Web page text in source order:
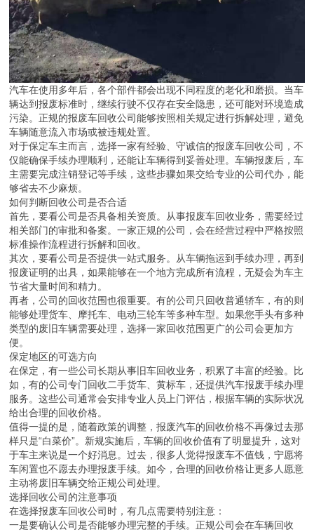
汽车在使用多年后，各个部件都会出现不同程度的老化和磨损。当车
辆达到报废标准时，继续行驶不仅存在安全隐患，还可能对环境造成
污染。正规的报废车回收公司能够按照相关规定进行拆解处理，避免
车辆随意流入市场或被违规处置。
对于保定车主而言，选择一家有经验、守诚信的报废车回收公司，不
仅能确保手续办理顺利，还能让车辆得到妥善处理。车辆报废后，车
主需要完成注销登记等手续，这些步骤如果交给专业的公司代办，能
够省去不少麻烦。
如何判断回收公司是否合适
首先，要看公司是否具备相关资质。从事报废车回收业务，需要经过
相关部门的审批和备案。一家正规的公司，会在经营过程中严格按照
标准操作流程进行拆解和回收。
其次，要看公司是否提供一站式服务。从车辆拖运到手续办理，再到
报废证明的出具，如果能够在一个地方完成所有流程，无疑会为车主
节省大量时间和精力。
再者，公司的回收范围也很重要。有的公司只回收普通轿车，有的则
能够处理货车、摩托车、电动三轮车等多种车型。如果您手头有多种
类型的废旧车辆需要处理，选择一家回收范围更广的公司会更加方
便。
保定地区的可选方向
在保定，有一些公司长期从事旧车回收业务，积累了丰富的经验。比
如，有的公司专门回收二手货车、黄标车，还提供汽车报废手续办理
服务。这些公司通常会安排专业人员上门评估，根据车辆的实际状况
给出合理的回收价格。
值得一提的是，随着政策的调整，报废汽车的回收价格不再像过去那
样只是“白菜价”。新规实施后，车辆的回收价值有了明显提升，这对
于车主来说是一个好消息。过去，很多人觉得报废车不值钱，宁愿将
车闲置也不愿去办理报废手续。如今，合理的回收价格让更多人愿意
主动将废旧车辆交给正规公司处理。
选择回收公司的注意事项
在选择报废车回收公司时，有几点需要特别注意：
一是要确认公司是否能够办理完整的手续。正规公司会在车辆回收